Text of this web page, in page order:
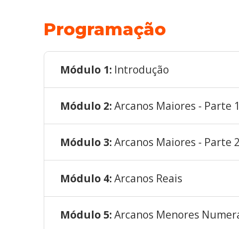
Programação
Módulo 1: Introdução
Módulo 2:Arcanos Maiores - Parte 1
Módulo 3:Arcanos Maiores - Parte 2
Módulo 4:Arcanos Reais
Módulo 5:Arcanos Menores